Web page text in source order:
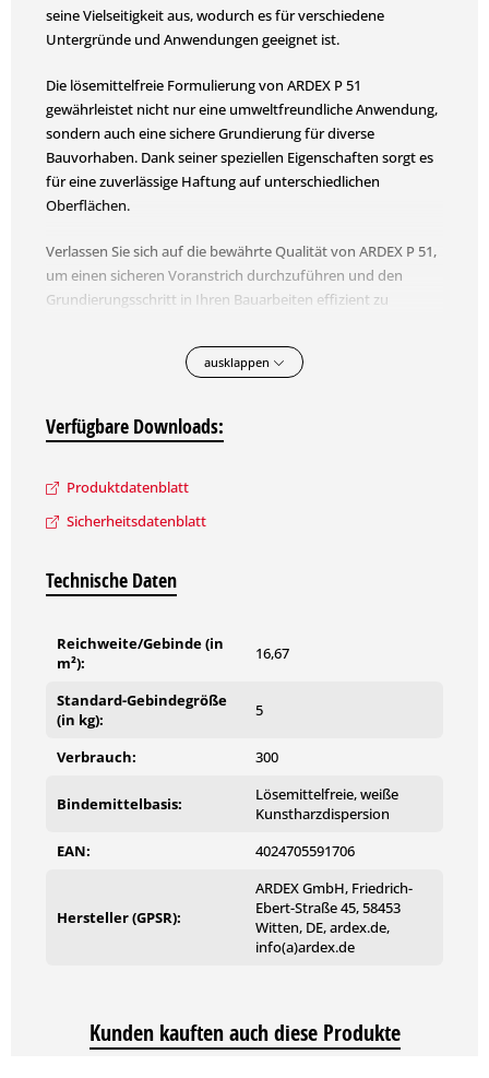
seine Vielseitigkeit aus, wodurch es für verschiedene
Untergründe und Anwendungen geeignet ist.
Die lösemittelfreie Formulierung von ARDEX P 51
gewährleistet nicht nur eine umweltfreundliche Anwendung,
sondern auch eine sichere Grundierung für diverse
Bauvorhaben. Dank seiner speziellen Eigenschaften sorgt es
für eine zuverlässige Haftung auf unterschiedlichen
Oberflächen.
Verlassen Sie sich auf die bewährte Qualität von ARDEX P 51,
um einen sicheren Voranstrich durchzuführen und den
Grundierungsschritt in Ihren Bauarbeiten effizient zu
Eigenschaften:
lösemittelfrei
Weitere technische Details und Hinweise zur Verarbeitung
können Sie dem Produktdatenblatt entnehmen.
ausklappen
Verfügbare Downloads:
Produktdatenblatt
Sicherheitsdatenblatt
Technische Daten
Reichweite/Gebinde (in
m²):
16,67
Standard-Gebindegröße
(in kg):
5
Verbrauch: 300
Bindemittelbasis:
Lösemittelfreie, weiße
Kunstharzdispersion
EAN:
4024705591706
Hersteller (GPSR):
ARDEX GmbH, Friedrich-
Ebert-Straße 45, 58453
Witten, DE, ardex.de,
info(a)ardex.de
Kunden kauften auch diese Produkte